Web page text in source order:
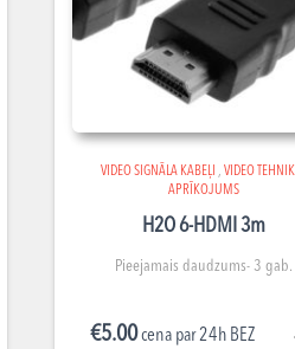
VIDEO SIGNĀLA KABEĻI , VIDEO
APRĪKOJUMS
H2O 6-HDMI 3m
Pieejamais daudzums- 3 gab.
€5.00cena par 24h BEZ